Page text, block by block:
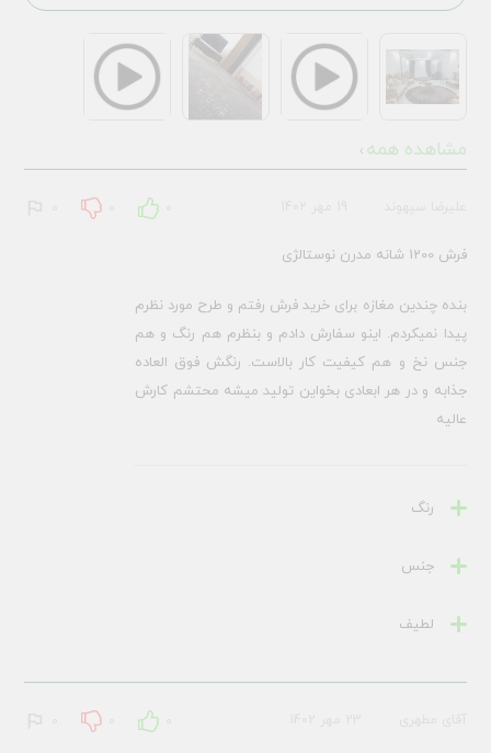
مشاهده همه
فرش 1200 شانه مدرن نوستالژی
بنده چندین مغازه برای خرید فرش رفتم و طرح مورد نظرم
پیدا نمیکردم. اینو سفارش دادم و بنظرم هم رنگ و هم
جنس نخ و هم کیفیت کار بالاست. رنگش فوق العاده
جذابه و در هر ابعادی بخواین تولید میشه محتشم کارش
عالیه
رنگ
جنس
لطیف